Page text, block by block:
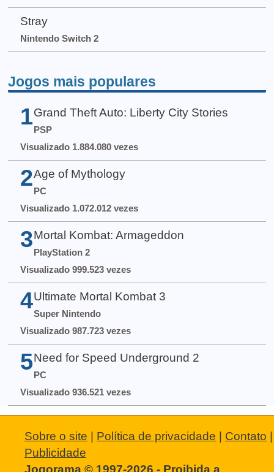
Stray
Nintendo Switch 2
Jogos mais populares
1 Grand Theft Auto: Liberty City Stories
PSP
Visualizado 1.884.080 vezes
2 Age of Mythology
PC
Visualizado 1.072.012 vezes
3 Mortal Kombat: Armageddon
PlayStation 2
Visualizado 999.523 vezes
4 Ultimate Mortal Kombat 3
Super Nintendo
Visualizado 987.723 vezes
5 Need for Speed Underground 2
PC
Visualizado 936.521 vezes
Sobre o site Política de privacidade Contato
Publicidade
Jogorama © 1997-2026 - Proibida a